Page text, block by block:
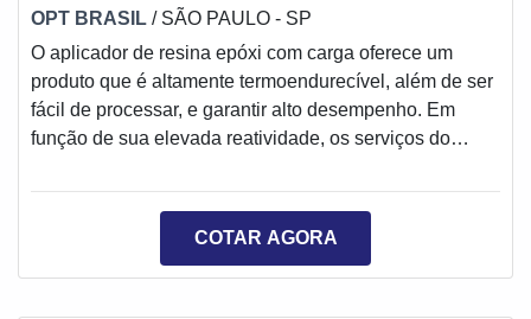
OPT BRASIL / SÃO PAULO - SP
O aplicador de resina epóxi com carga oferece um
produto que é altamente termoendurecível, além de ser
fácil de processar, e garantir alto desempenho. Em
função de sua elevada reatividade, os serviços do
diversas aplicações, assegurando boas propriedades
de resistência e alta fluidez previamente à cura, o que
COTAR AGORA